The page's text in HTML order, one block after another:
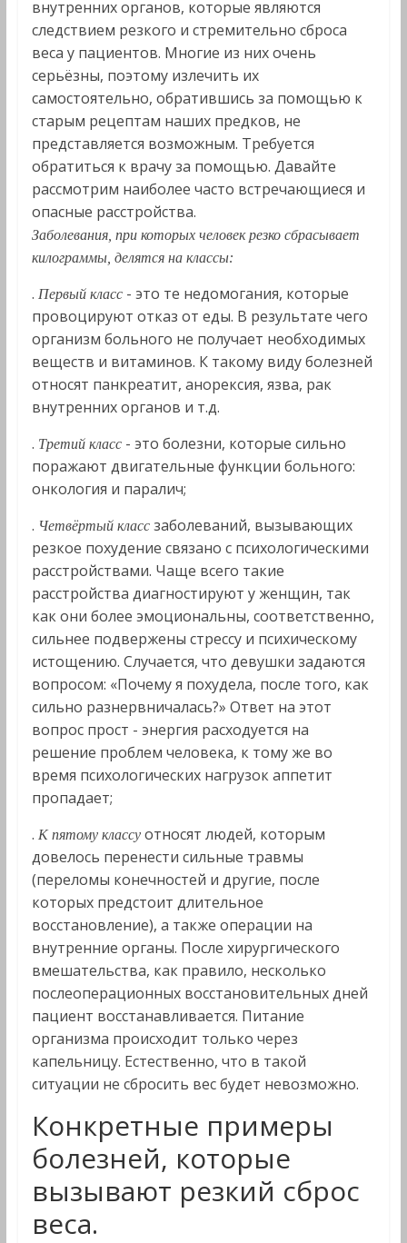
внутренних органов, которые являются
следствием резкого и стремительно сброса
веса у пациентов. Многие из них очень
серьёзны, поэтому излечить их
самостоятельно, обратившись за помощью к
старым рецептам наших предков, не
представляется возможным. Требуется
обратиться к врачу за помощью. Давайте
рассмотрим наиболее часто встречающиеся и
опасные расстройства.
Заболевания, при которых человек резко сбрасывает
килограммы, делятся на классы:
. Первый класс - это те недомогания, которые
провоцируют отказ от еды. В результате чего
организм больного не получает необходимых
веществ и витаминов. К такому виду болезней
относят панкреатит, анорексия, язва, рак
внутренних органов и т.д.
. Третий класс - это болезни, которые сильно
поражают двигательные функции больного:
онкология и паралич;
. Четвёртый класс заболеваний, вызывающих
резкое похудение связано с психологическими
расстройствами. Чаще всего такие
расстройства диагностируют у женщин, так
как они более эмоциональны, соответственно,
сильнее подвержены стрессу и психическому
истощению. Случается, что девушки задаются
вопросом: «Почему я похудела, после того, как
сильно разнервничалась?» Ответ на этот
вопрос прост - энергия расходуется на
решение проблем человека, к тому же во
время психологических нагрузок аппетит
пропадает;
. К пятому классу относят людей, которым
довелось перенести сильные травмы
(переломы конечностей и другие, после
которых предстоит длительное
восстановление), а также операции на
внутренние органы. После хирургического
вмешательства, как правило, несколько
послеоперационных восстановительных дней
пациент восстанавливается. Питание
организма происходит только через
капельницу. Естественно, что в такой
ситуации не сбросить вес будет невозможно.
Конкретные примеры
болезней, которые
вызывают резкий сброс
веса.